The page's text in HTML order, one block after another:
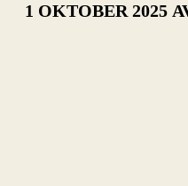
1 OKTOBER 2025